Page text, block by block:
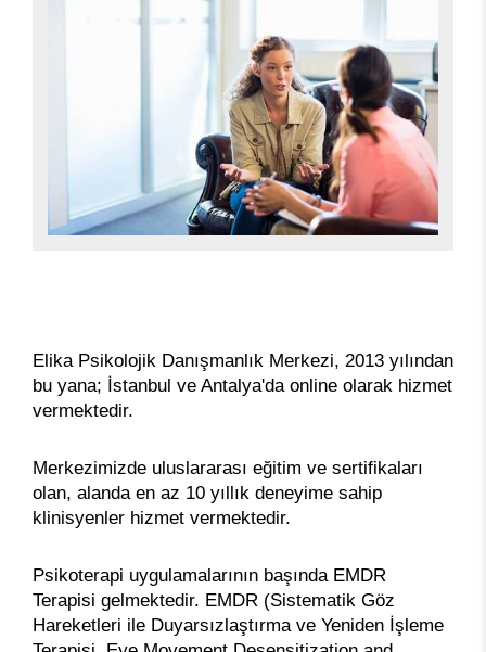
Elika Psikolojik Danışmanlık Merkezi, 2013 yılından
bu yana; İstanbul ve Antalya'da online olarak hizmet
vermektedir.
Merkezimizde uluslararası eğitim ve sertifikaları
olan, alanda en az 10 yıllık deneyime sahip
klinisyenler hizmet vermektedir.
Psikoterapi uygulamalarının başında EMDR
Terapisi gelmektedir. EMDR (Sistematik Göz
Hareketleri ile Duyarsızlaştırma ve Yeniden İşleme